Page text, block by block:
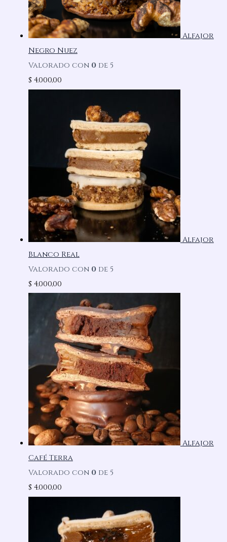
Alfajor
Negro Nuez
Valorado con 0de 5
$ 4.000,00
Alfajor
Blanco Real
Valorado con 0de 5
$ 4.000,00
Alfajor
Café Terra
Valorado con 0de 5
$ 4.000,00